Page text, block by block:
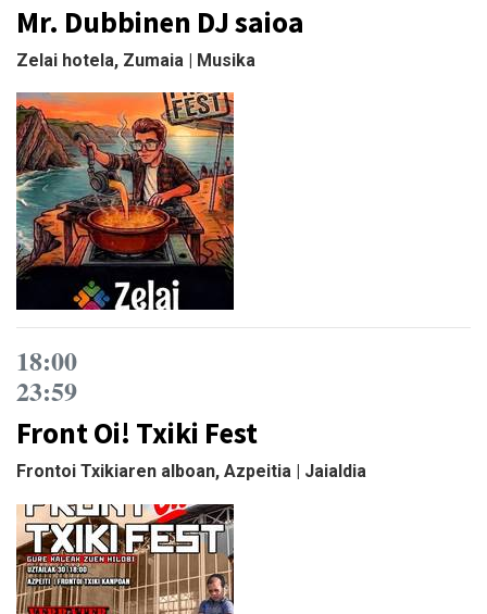
Mr. Dubbinen DJ saioa
Zelai hotela, Zumaia | Musika
18:00
23:59
Front Oi! Txiki Fest
Frontoi Txikiaren alboan, Azpeitia | Jaialdia